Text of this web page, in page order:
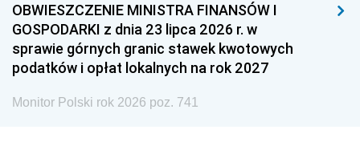
OBWIESZCZENIE MINISTRA FINANSÓW I
GOSPODARKI z dnia 23 lipca 2026 r. w
sprawie górnych granic stawek kwotowych
podatków i opłat lokalnych na rok 2027
Monitor Polski rok 2026 poz. 741